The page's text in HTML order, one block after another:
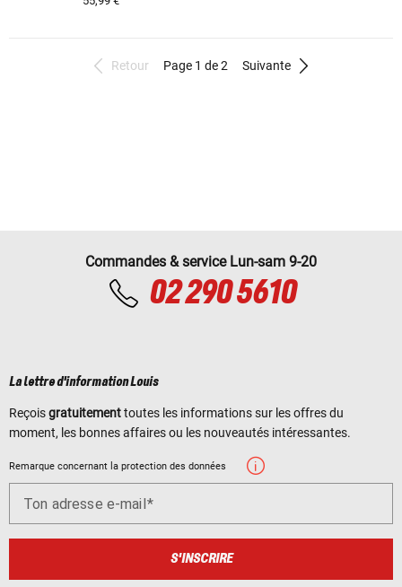
Retour Page 1 de 2 Suivante
Commandes & service Lun-sam 9-20
02 290 5610
La lettre d'information Louis
Reçoisgratuitementtoutes les informations sur les offres du
moment, les bonnes affaires ou les nouveautés intéressantes.
Remarque concernant la protection des données
Ton adresse e-mail
S'INSCRIRE